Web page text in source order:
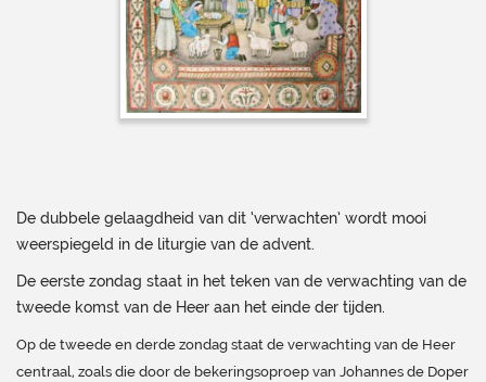
De dubbele gelaagdheid van dit ‘verwachten’ wordt mooi
weerspiegeld in de liturgie van de advent.
De eerste zondag staat in het teken van de verwachting van de
tweede komst van de Heer aan het einde der tijden.
Op de tweede en derde zondag staat de verwachting van de Heer
centraal, zoals die door de bekeringsoproep van Johannes de Doper